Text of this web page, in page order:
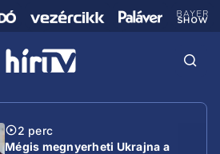
2 perc
Mégis megnyerheti Ukrajna a